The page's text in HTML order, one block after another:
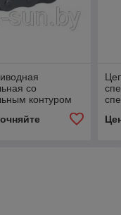
со
контуром
WSA-1,WSA-2 и
2 DIN/ISO